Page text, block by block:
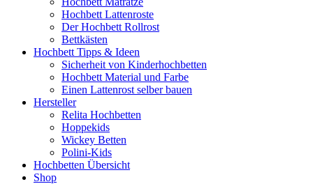
Hochbett Lattenroste
Der Hochbett Rollrost
Bettkästen
Hochbett Tipps & Ideen
Sicherheit von Kinderhochbetten
Hochbett Material und Farbe
Einen Lattenrost selber bauen
Hersteller
Relita Hochbetten
Hoppekids
Wickey Betten
Polini-Kids
Hochbetten Übersicht
Shop